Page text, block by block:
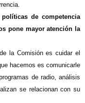
de competencia
pone mayor atención la
la Comisión es cuidar el
hacemos es comunicarle
de radio, análisis
se relacionan con su